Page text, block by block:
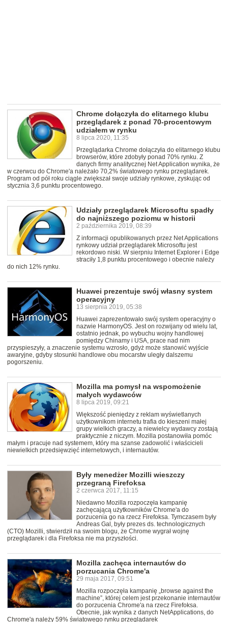
Chrome dołączyła do elitarnego klubu
przeglądarek z ponad 70-procentowym
udziałem w rynku
8 lipca 2020, 11:35
Przeglądarka Chrome dołączyła do elitarnego klubu
browserów, które zdobyły ponad 70% rynku. Z
danych firmy analitycznej Net Application wynika, że
w czerwcu do Chrome'a należało 70,2% światowego rynku przeglądarek.
Program od pół roku ciągle zwiększał swoje udziały rynkowe, zyskując od
stycznia 3,6 punktu procentowego.
Udziały przeglądarek Microsoftu spadły
do najniższego poziomu w historii
2 października 2019, 08:39
Z informacji opublikowanych przez Net Applications
rynkowy udział przeglądarek Microsoftu jest
rekordowo niski. W sierpniu Internet Explorer i Edge
straciły 1,8 punktu procentowego i obecnie należy
do nich 12% rynku.
Huawei prezentuje swój własny system
operacyjny
13 sierpnia 2019, 05:38
Huawei zaprezentowało swój system operacyjny o
nazwie HarmonyOS. Jest on rozwijany od wielu lat,
ostatnio jednak, po wybuchu wojny handlowej
pomiędzy Chinamy i USA, prace nad nim
przyspieszyły, a znaczenie systemu wzrosło, gdyż może stanowić wyjście
awaryjne, gdyby stosunki handlowe obu mocarstw uległy dalszemu
pogorszeniu.
Mozilla ma pomysł na wspomożenie
małych wydawców
8 lipca 2019, 09:21
Większość pieniędzy z reklam wyświetlanych
użytkownikom internetu trafia do kieszeni małej
grupy wielkich graczy, a niewielcy wydawcy zostają
praktycznie z niczym. Mozilla postanowiła pomóc
małym i pracuje nad systemem, który ma szanse zadowolić i właścicieli
niewielkich przedsięwzięć internetowych, i internautów.
Były menedżer Mozilli wieszczy
przegraną Firefoksa
2 czerwca 2017, 11:15
Niedawno Mozilla rozpoczęła kampanię
zachęcającą użytkowników Chrome'a do
porzucenia go na rzecz Firefoksa. Tymczasem były
Andreas Gal, były prezes ds. technologicznych
(CTO) Mozilli, stwierdził na swoim blogu, że Chrome wygrał wojnę
przeglądarek i dla Firefoksa nie ma przyszłości.
Mozilla zachęca internautów do
porzucania Chrome'a
29 maja 2017, 09:51
Mozilla rozpoczęła kampanię „browse against the
machine”, której celem jest przekonanie internautów
do porzucenia Chrome'a na rzecz Firefoksa.
Obecnie, jak wynika z danych NetApplications, do
Chrome'a należy 59% światowego rynku przeglądarek